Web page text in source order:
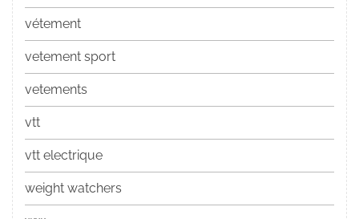
vétement
vetement sport
vetements
vtt
vtt electrique
weight watchers